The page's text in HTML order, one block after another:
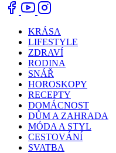
KRÁSA
LIFESTYLE
ZDRAVÍ
RODINA
SNÁŘ
HOROSKOPY
RECEPTY
DOMÁCNOST
DŮM A ZAHRADA
MÓDA A STYL
CESTOVÁNÍ
SVATBA